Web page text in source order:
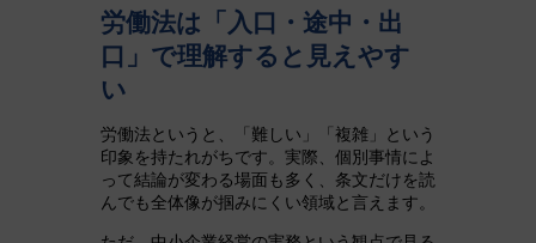
労働法は「入口・途中・出
口」で理解すると見えやす
い
労働法というと、「難しい」「複雑」という
印象を持たれがちです。実際、個別事情によ
って結論が変わる場面も多く、条文だけを読
んでも全体像が掴みにくい領域と言えます。